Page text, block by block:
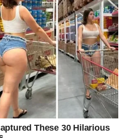
će se mnoge stvari razjasniti.
se na neočekivane
na vidjelo, ali umjesto da vas
osjećaj slobode.
se vrlo zanimljivi događaji.
bi upoznati osobu koja će ih
i posebnom energijom. Oni
period iskrenijih razgovora i